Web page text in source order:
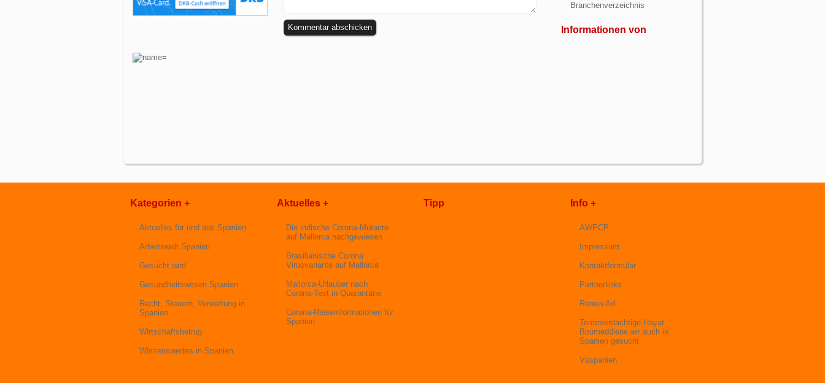
Branchenverzeichnis
Informationen von
Kategorien +
Aktuelles für und aus Spanien
Arbeitswelt Spanien
Gesucht wird
Gesundheitswesen Spanien
Recht, Steuern, Verwaltung in
Spanien
Wirtschaftsbetrug
Wissenswertes in Spanien
Aktuelles +
Die indische Corona-Mutante
auf Mallorca nachgewiesen
Brasilianische Corona
Virusvariante auf Mallorca
Mallorca-Urlauber nach
Corona-Test in Quarantäne
Corona-Reiseinformationen für
Spanien
Tipp Info +
AWPCP
Impressum
Kontaktformular
Partnerlinks
Renew Ad
Terrorverdächtige Hayat
Boumeddiene wir auch in
Spanien gesucht
Vsspanien